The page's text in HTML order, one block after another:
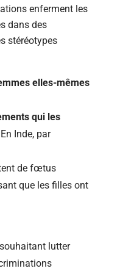
enferment les
dans des
stéréotypes
elles-mêmes
qui les
En Inde, par
de fœtus
que les filles ont
lutter